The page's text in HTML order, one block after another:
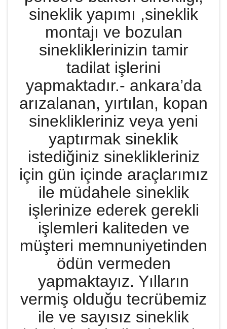
sineklik yapımı ,sineklik
montajı ve bozulan
sinekliklerinizin tamir
tadilat işlerini
yapmaktadır.- ankara’da
arızalanan, yırtılan, kopan
sineklikleriniz veya yeni
yaptırmak sineklik
istediğiniz sineklikleriniz
için gün içinde araçlarımız
ile müdahele sineklik
işlerinize ederek gerekli
işlemleri kaliteden ve
müşteri memnuniyetinden
ödün vermeden
yapmaktayız. Yılların
vermiş olduğu tecrübemiz
ile ve sayısız sineklik